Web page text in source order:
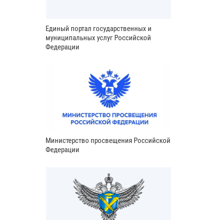
Единый портал государственных и
муниципальных услуг Российской
Федерации
Министерство просвещения Российской
Федерации